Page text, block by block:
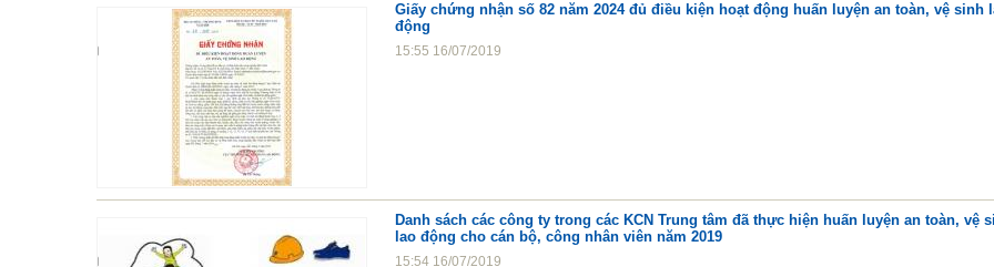
Giấy chứng nhận số 82 năm 2024 đủ điều kiện hoạt động huấn luyện an toàn, vệ sinh
động
15:55 16/07/2019
Danh sách các công ty trong các KCN Trung tâm đã thực hiện huấn luyện an toàn, vệ
lao động cho cán bộ, công nhân viên năm 2019
15:54 16/07/2019